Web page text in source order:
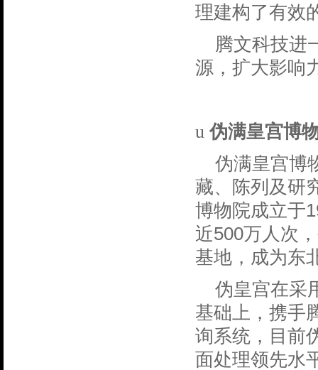
理建构了有效
腾文科技进
源，扩大影响
u 伪满皇宫博
伪满皇宫博
藏、陈列及研
博物院成立于
近500万人次
基地，成为东
伪皇宫在采
基础上，携手
询系统，目前
面处理领先水